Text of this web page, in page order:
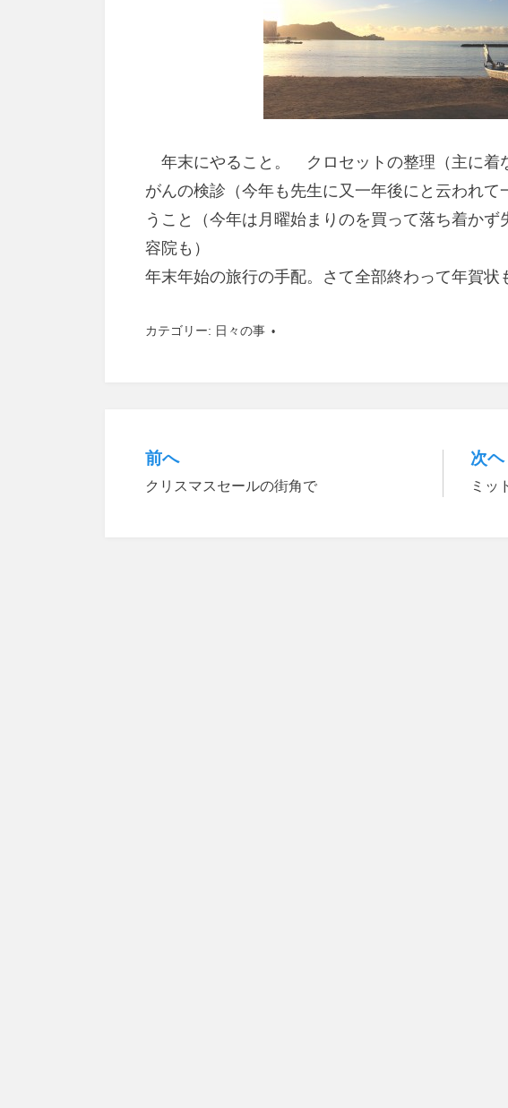
年末にやること。 クロセットの整理（主に着
がんの検診（今年も先生に又一年後にと云われ
うこと（今年は月曜始まりのを買って落ち着か
容院も）
年末年始の旅行の手配。さて全部終わって年賀状
カテゴリー: 日々の事
投
稿
前へ
クリスマスセールの街角で
次ヘ
ミッ